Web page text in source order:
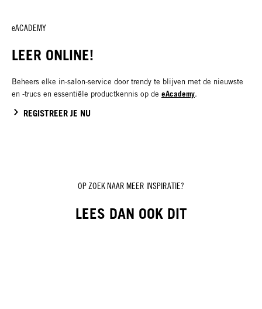
eACADEMY
LEER ONLINE!
Beheers elke in-salon-service door trendy te blijven met de nieuwste
en -trucs en essentiële productkennis op de eAcademy.
REGISTREER JE NU
OP ZOEK NAAR MEER INSPIRATIE?
LEES DAN OOK DIT